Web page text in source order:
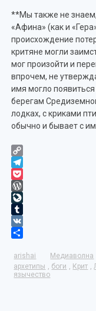
**Мы также не
«Афина» (как и
происхождение
критяне могли
мог произойти и
впрочем, не
имя могло появиться
берегам
лодках, с криками
обычно и бывает с
Copy
Link
Telegram
Pocket
WordPress
LiveJournal
Tumblr
VK
arishai
Медиаволна
архетипы , боги , Крит ,
язычество